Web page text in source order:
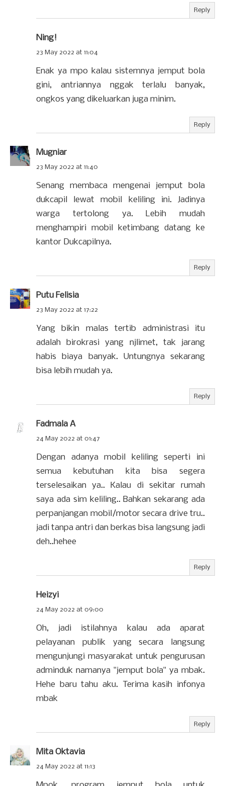
Reply
Ning!
23 May 2022 at 11:04
Enak ya mpo kalau sistemnya jemput bola
gini, antriannya nggak terlalu banyak,
ongkos yang dikeluarkan juga minim.
Reply
Mugniar
23 May 2022 at 11:40
Senang membaca mengenai jemput bola
dukcapil lewat mobil keliling ini. Jadinya
warga tertolong ya. Lebih mudah
menghampiri mobil ketimbang datang ke
kantor Dukcapilnya.
Reply
Putu Felisia
23 May 2022 at 17:22
Yang bikin malas tertib administrasi itu
adalah birokrasi yang njlimet, tak jarang
habis biaya banyak. Untungnya sekarang
bisa lebih mudah ya.
Reply
Fadmala A
24 May 2022 at 01:47
Dengan adanya mobil keliling seperti ini
semua kebutuhan kita bisa segera
terselesaikan ya.. Kalau di sekitar rumah
saya ada sim keliling.. Bahkan sekarang ada
perpanjangan mobil/motor secara drive tru..
jadi tanpa antri dan berkas bisa langsung jadi
deh..hehee
Reply
Heizyi
24 May 2022 at 09:00
Oh, jadi istilahnya kalau ada aparat
pelayanan publik yang secara langsung
mengunjungi masyarakat untuk pengurusan
adminduk namanya "jemput bola" ya mbak.
Hehe baru tahu aku. Terima kasih infonya
mbak
Reply
Mita Oktavia
24 May 2022 at 11:13